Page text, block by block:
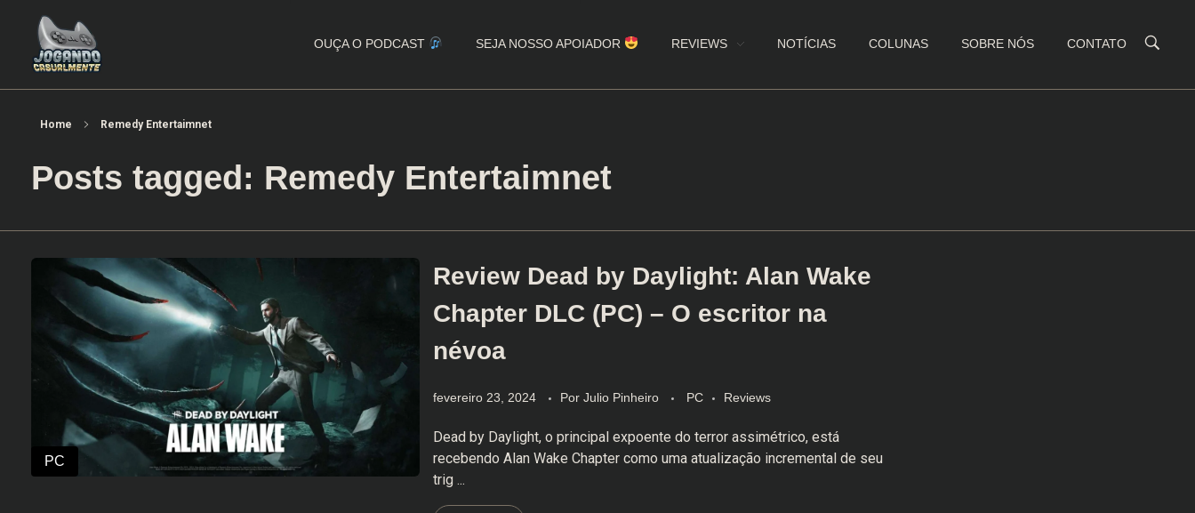
OUÇA O PODCAST SEJA NOSSO APOIADOR REVIEWS NOTÍCIAS COLUNAS SOBRE NÓS CONTATO
Home Remedy Entertaimnet
Posts tagged: Remedy Entertaimnet
Review Dead by Daylight: Alan Wake
Chapter DLC (PC) – O escritor na
névoa
fevereiro 23, 2024 Por Julio Pinheiro PC Reviews
Dead by Daylight, o principal expoente do terror assimétrico, está
recebendo Alan Wake Chapter como uma atualização incremental de seu
trig ...